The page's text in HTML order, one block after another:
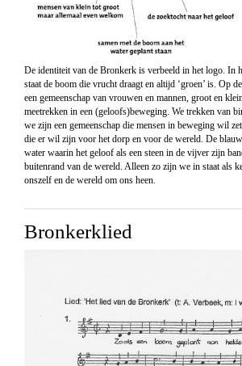
De identiteit van de Bronkerk is verbeeld in het logo. In
staat de boom die vrucht draagt en altijd ‘groen’ is. Op
een gemeenschap van vrouwen en mannen, groot en
meetrekken in een (geloofs)beweging. We trekken van
we zijn een gemeenschap die mensen in beweging wil
die er wil zijn voor het dorp en voor de wereld. De
water waarin het geloof als een steen in de vijver zijn
buitenrand van de wereld. Alleen zo zijn we in staat als
onszelf en de wereld om ons heen.
Bronkerklied